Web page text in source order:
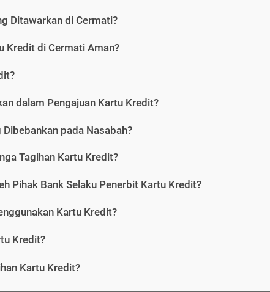
Ditawarkan di Cermati?
Kredit di Cermati Aman?
dalam Pengajuan Kartu Kredit?
pada Nasabah?
Tagihan Kartu Kredit?
Pihak Bank Selaku Penerbit Kartu Kredit?
Kartu Kredit?
Kredit?
Kartu Kredit?